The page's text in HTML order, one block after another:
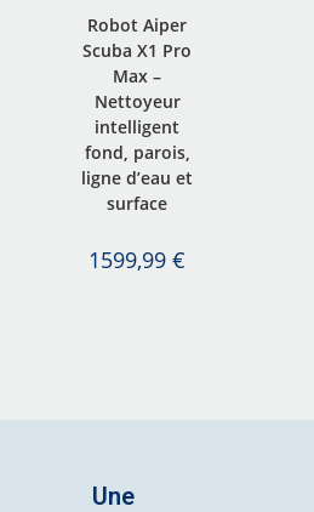
Robot Aiper
Scuba X1 Pro
Max –
Nettoyeur
intelligent
fond, parois,
ligne d’eau et
surface
1599,99€
Une